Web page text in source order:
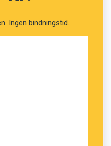
för Fat
Ingen bindningstid.